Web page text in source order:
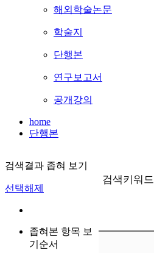
해외학술논문
학술지
단행본
연구보고서
공개강의
home
단행본
검색결과 좁혀 보기
선택해제
좁혀본 항목 보
기순서
검색키워드